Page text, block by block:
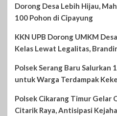
Dorong Desa Lebih Hijau,
100 Pohon di Cipayung
KKN UPB Dorong UMKM
Kelas Lewat Legalitas,
Polsek Serang Baru Salurkan
untuk Warga Terdampak
Polsek Cikarang Timur Gelar
Citarik Raya, Antisipasi